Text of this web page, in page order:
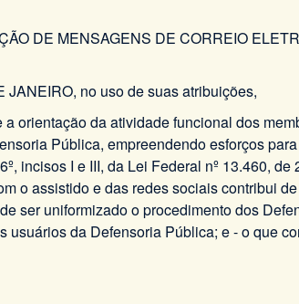
DE MENSAGENS DE CORREIO
no uso de suas atribuições,
orientação da atividade funcional dos
Pública, empreendendo esforços
incisos I e III, da Lei Federal nº 13.460,
o assistido e das redes sociais contribui
ser uniformizado o procedimento dos
da Defensoria Pública; e - o que